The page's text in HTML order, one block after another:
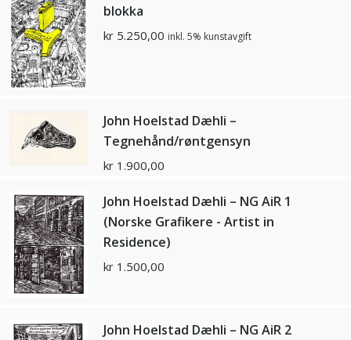
blokka
kr 5.250,00 inkl. 5% kunstavgift
John Hoelstad Dæhli –
Tegnehånd/røntgensyn
kr 1.900,00
John Hoelstad Dæhli – NG AiR 1
(Norske Grafikere - Artist in
Residence)
kr 1.500,00
John Hoelstad Dæhli – NG AiR 2